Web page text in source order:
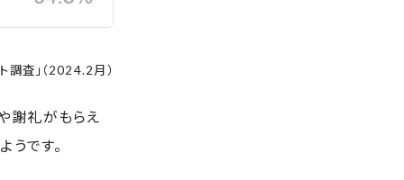
調査」（2024.2月）
謝礼がもらえ
うです。